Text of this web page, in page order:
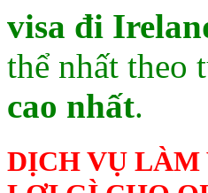
visa đi
thể nhất theo
cao nhất.
DỊCH VỤ LÀM